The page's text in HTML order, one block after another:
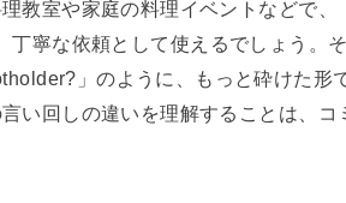
教室や家庭の料理イベントなどで
丁寧な依頼として使えるでしょう。
」のように、もっと砕けた形
い回しの違いを理解することは、